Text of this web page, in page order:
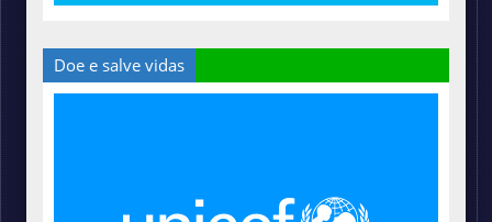
Doe e salve vidas